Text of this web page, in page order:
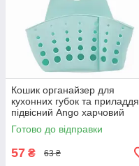
Кошик органайзер для
кухонних губок та приладдя
підвісний Ango харчовий
силікон блакитна
Готово до відправки
57 ₴ 63 ₴